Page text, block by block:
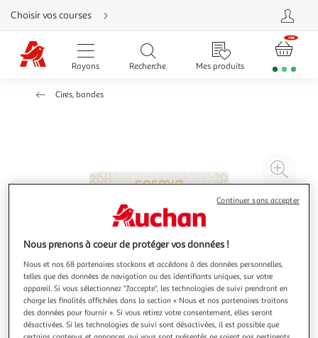
Aller
directement
au
contenu
Aller
directement
Aller
besoin
Choisir vos courses
Rayons Recherche Mes produits
Cires, bandes
à
IllustrationIllustration
Nous prenons à coeur de protéger vos données !
Nous et nos 68 partenaires stockons et accédons à des données personnelles,
telles que des données de navigation ou des identifiants uniques, sur votre
appareil. Si vous sélectionnez "J'accepte", les technologies de suivi prendront en
charge les finalités affichées dans la section « Nous et nos partenaires traitons
des données pour fournir ». Si vous retirez votre consentement, elles seront
désactivées. Si les technologies de suivi sont désactivées, il est possible que
Continuer sans accepter